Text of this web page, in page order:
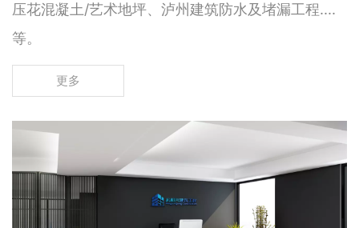
压花混凝土/艺术地坪、泸州建筑防水及堵漏工程....
等。
更多